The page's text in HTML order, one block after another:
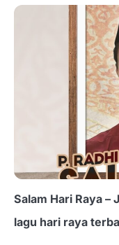
Salam Hari Raya –
lagu hari raya